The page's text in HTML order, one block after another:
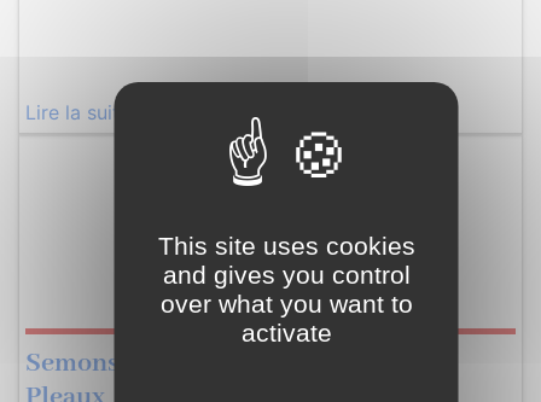
Lire la suite
Mercredi
Août
2026
Semons ensemble un jardin vivant à
This site uses cookies
and gives you control
over what you want to
activate